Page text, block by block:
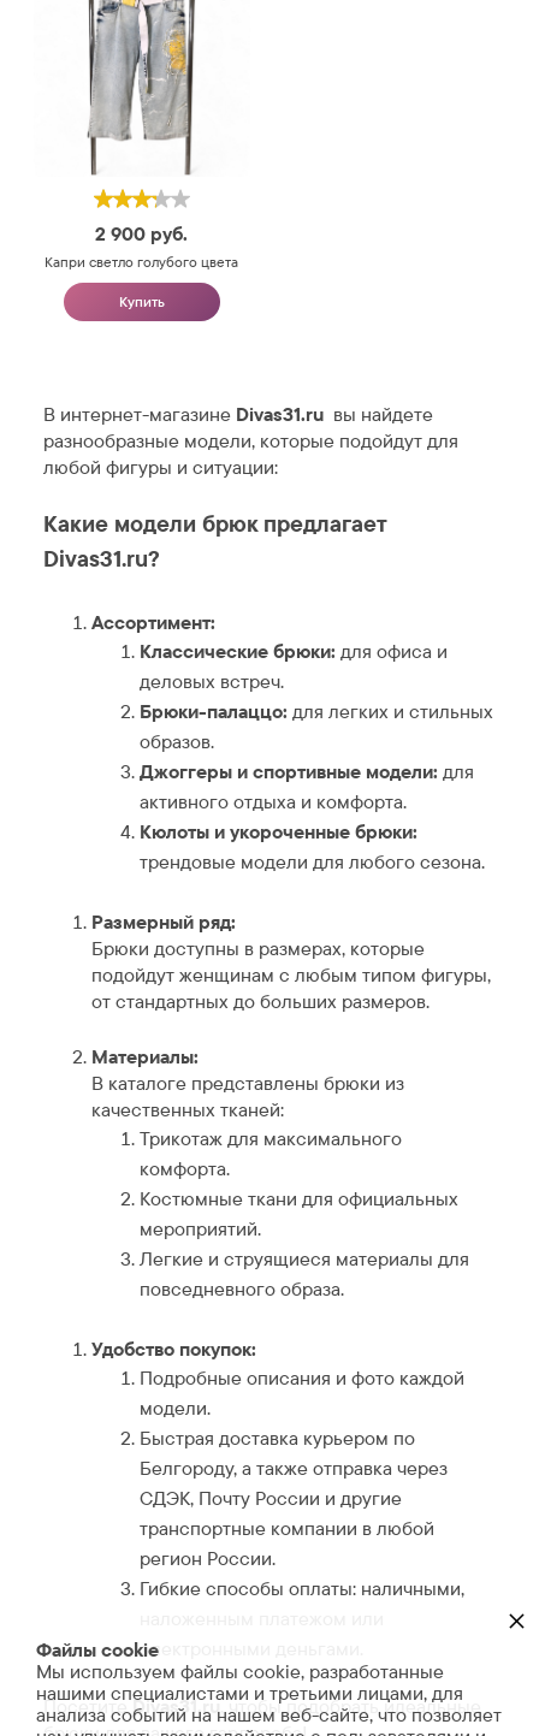
2 900 руб.
Капри светло голубого цвета
Купить
В интернет-магазине Divas31.ru вы найдете
разнообразные модели, которые подойдут для
любой фигуры и ситуации:
Какие модели брюк предлагает
Divas31.ru?
Ассортимент:
Классические брюки: для офиса и
деловых встреч.
Брюки-палаццо: для легких и стильных
образов.
Джоггеры и спортивные модели: для
активного отдыха и комфорта.
Кюлоты и укороченные брюки:
трендовые модели для любого сезона.
Размерный ряд:
Брюки доступны в размерах, которые
подойдут женщинам с любым типом фигуры,
от стандартных до больших размеров.
Материалы:
В каталоге представлены брюки из
качественных тканей:
Трикотаж для максимального
комфорта.
Костюмные ткани для официальных
мероприятий.
Легкие и струящиеся материалы для
повседневного образа.
Удобство покупок:
Подробные описания и фото каждой
модели.
Быстрая доставка курьером по
Белгороду, а также отправка через
СДЭК, Почту России и другие
транспортные компании в любой
регион России.
Гибкие способы оплаты: наличными,
электронными деньгами.
ПосетитеDivas31.ru, чтобы подобрать идеальные
Файлы cookie
Мы используем файлы cookie, разработанные
нашими специалистами и третьими лицами, для
анализа событий на нашем веб-сайте, что позволяет
×